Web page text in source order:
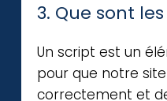
3. Que sont
Un script est un
pour que notre
correctement et